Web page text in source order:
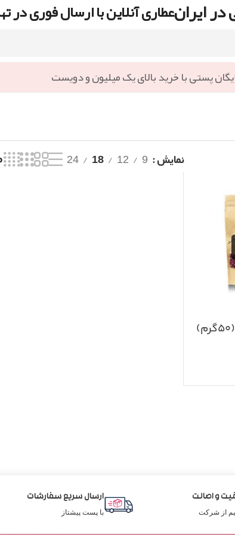
ایرانعطاری آنلاین با ارسال فوری در
پستی با خرید بالای یک میلیون و دویست
نمایش 9
12
18
24
و اصالت
از شرکت
ارسال سریع سفارشات
با پست پیشتاز